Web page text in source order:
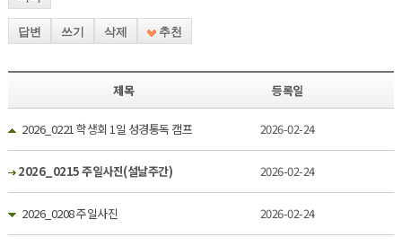
답변 쓰기 삭제 추천
제목 등록일
2026_0221 학생회 1일 성경통독 캠프 2026-02-24
2026_0215 주일사진(설날주간) 2026-02-24
2026_0208 주일사진 2026-02-24